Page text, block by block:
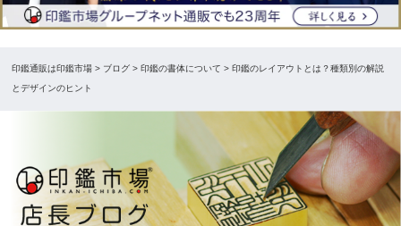
印鑑通販は印鑑市場 > ブログ > 印鑑の書体について > 印鑑のレイアウトとは？種類別の解説
とデザインのヒント